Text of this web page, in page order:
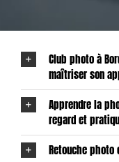
Club photo à
maîtriser son
Apprendre la
regard et
Retouche